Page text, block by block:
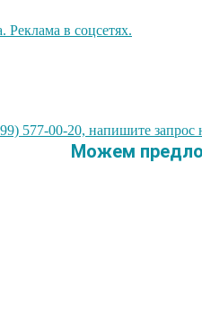
577-00-20, напишите
Можем